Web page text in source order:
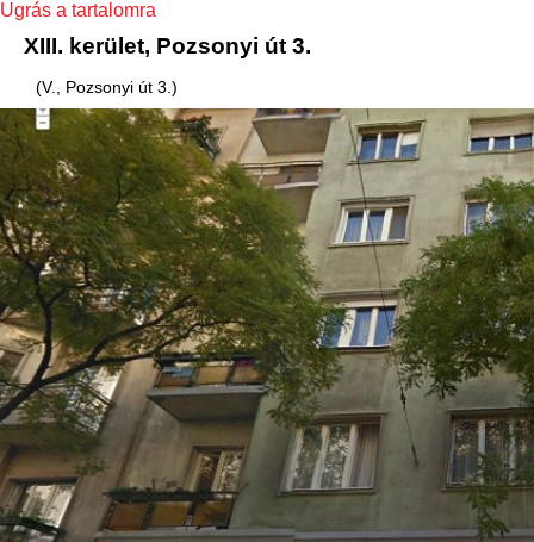
Ugrás a tartalomra
XIII. kerület, Pozsonyi út 3.
(V., Pozsonyi út 3.)